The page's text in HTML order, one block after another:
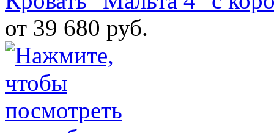
от 39 680 руб.